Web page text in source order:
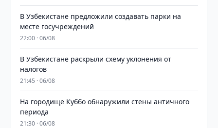
В Узбекистане предложили создавать парки на
месте госучреждений
22:00 · 06/08
В Узбекистане раскрыли схему уклонения от
налогов
21:45 · 06/08
На городище Куббо обнаружили стены античного
периода
21:30 · 06/08